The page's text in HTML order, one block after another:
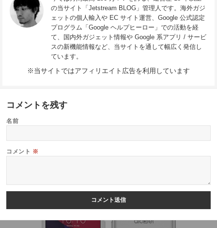
の当サイト「Jetstream BLOG」管理人です。海外ガジ
ェットの個人輸入や EC サイト運営、Google 公式認定
プログラム「Google ヘルプヒーロー」での活動を経
て、国内外ガジェット情報や Google 系アプリ / サービ
スの新機能情報など、当サイトを通して幅広く発信し
ています。
※当サイトではアフィリエイト広告を利用しています
コメントを残す
名前
コメント ※